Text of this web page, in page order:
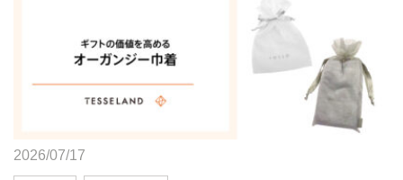
2026/07/17